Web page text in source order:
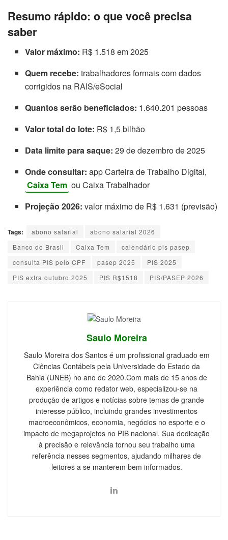
Resumo rápido: o que você precisa
saber
Valor máximo: R$ 1.518 em 2025
Quem recebe: trabalhadores formais com dados
corrigidos na RAIS/eSocial
Quantos serão beneficiados: 1.640.201 pessoas
Valor total do lote: R$ 1,5 bilhão
Data limite para saque: 29 de dezembro de 2025
Onde consultar: app Carteira de Trabalho Digital,
Caixa Tem ou Caixa Trabalhador
Projeção 2026: valor máximo de R$ 1.631 (previsão)
Tags: abono salarial
abono salarial 2026
Banco do Brasil
Caixa Tem
calendário pis pasep
consulta PIS pelo CPF
pasep 2025
PIS 2025
PIS extra outubro 2025
PIS R$1518 PIS/PASEP 2026
Saulo Moreira
Saulo Moreira dos Santos é um profissional graduado em
Ciências Contábeis pela Universidade do Estado da
Bahia (UNEB) no ano de 2020.Com mais de 15 anos de
experiência como redator web, especializou-se na
produção de artigos e notícias sobre temas de grande
interesse público, incluindo grandes investimentos
macroeconômicos, economia, negócios no esporte e o
impacto de megaprojetos no PIB nacional. Sua dedicação
à precisão e relevância tornou seu trabalho uma
referência nesses segmentos, ajudando milhares de
leitores a se manterem bem informados.